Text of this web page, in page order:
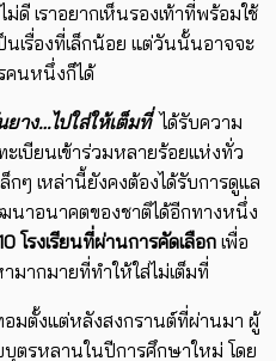
ดี เราอยากเห็นรองเท้าที่พร้อมใช้
เรื่องที่เล็กน้อย แต่วันนั้นอาจจะ
คนหนึ่งก็ได้
ยาง…ไปใส่ให้เต็มที่ได้รับความ
ะเบียนเข้าร่วมหลายร้อยแห่งทั่ว
ๆ เหล่านี้ยังคงต้องได้รับการดูแล
าอนาคตของชาติได้อีกทางหนึ่ง
โรงเรียนที่ผ่านการคัดเลือก เพื่อ
ากมายที่ทำให้ใส่ไม่เต็มที่
มตั้งแต่หลังสงกรานต์ที่ผ่านมา ผู้
ตรหลานในปีการศึกษาใหม่ โดย